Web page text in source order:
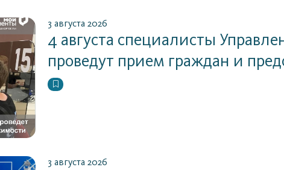
3 августа 2026
4 августа специалисты
проведут прием граждан и
3 августа 2026